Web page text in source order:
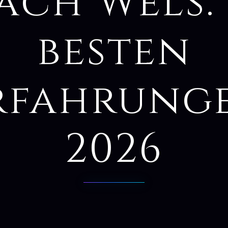
besten
2026